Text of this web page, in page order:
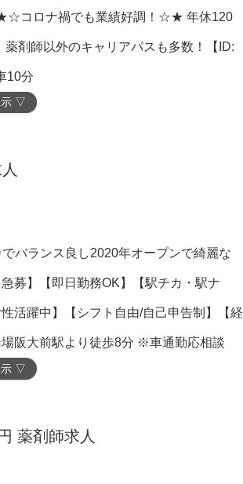
★☆コロナ禍でも業績好調！☆★ 年休120
剤師以外のキャリアパスも多数！【ID:
10分
示 ▽
バランス良し2020年オープンで綺麗な
募】【即日勤務OK】【駅チカ・駅ナ
活躍中】【シフト自由/自己申告制】【経
阪大前駅より徒歩8分 ※車通勤応相談
示 ▽
薬剤師求人